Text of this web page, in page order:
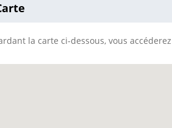
la carte ci-dessous, vous